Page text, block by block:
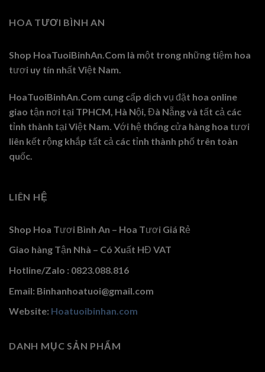
HOA TƯƠI BÌNH AN
Shop HoaTuoiBinhAn.Com là một trong những tiệm hoa
tươi uy tín nhất Việt Nam.
HoaTuoiBinhAn.Com cung cấp dịch vụ đặt hoa online
giao tận nơi tại TPHCM, Hà Nội, Đà Nẵng và tất cả các
tỉnh thành tại Việt Nam. Với hệ thống cửa hàng hoa tươi
liên kết rộng khắp tất cả các tỉnh thành phố trên toàn
quốc.
LIÊN HỆ
Shop Hoa Tươi Bình An – Hoa Tươi Giá Rẻ
Giao hàng Tận Nhà – Có Xuất HĐ VAT
Hotline/Zalo : 0823.088.816
Email: Binhanhoatuoi@gmail.com
Website: Hoatuoibinhan.com
DANH MỤC SẢN PHẨM